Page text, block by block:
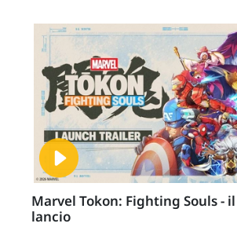
Marvel Tokon: Fighting Souls -
lancio